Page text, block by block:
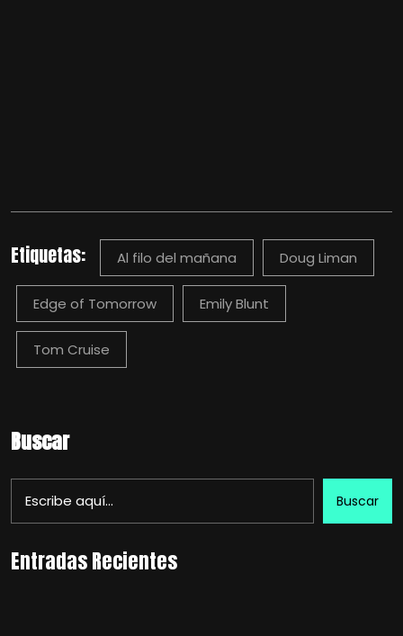
Etiquetas: Al filo del mañana Doug Liman
Edge of Tomorrow Emily Blunt
Tom Cruise
Buscar
Buscar
Entradas Recientes